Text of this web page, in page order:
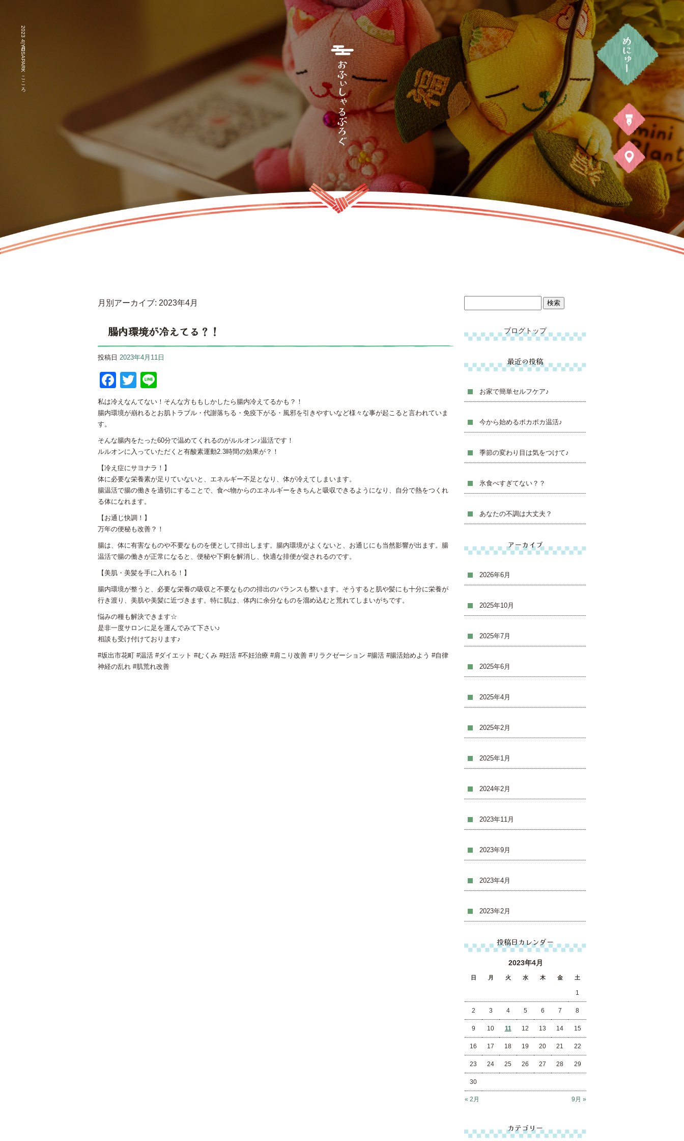
2023 4月|YOSAPARKこころ
月別アーカイブ: 2023年4月
腸内環境が冷えてる？！
投稿日 2023年4月11日
Facebook
Twitter
私は冷えなんてない！そんな方ももしかしたら腸内冷えてるかも？！
腸内環境が崩れるとお肌トラブル・代謝落ちる・免疫下がる・風邪を引きやすいなど様々な事が起こると言われていま
す。
そんな腸内をたった60分で温めてくれるのがルルオン♪温活です！
ルルオンに入っていただくと有酸素運動2.3時間の効果が？！
【冷え症にサヨナラ！】
体に必要な栄養素が足りていないと、エネルギー不足となり、体が冷えてしまいます。
腸温活で腸の働きを適切にすることで、食べ物からのエネルギーをきちんと吸収できるようになり、自分で熱をつくれ
る体になれます。
【お通じ快調！】
万年の便秘も改善？！
腸は、体に有害なものや不要なものを便として排出します。腸内環境がよくないと、お通じにも当然影響が出ます。腸
温活で腸の働きが正常になると、便秘や下痢を解消し、快適な排便が促されるのです。
【美肌・美髪を手に入れる！】
腸内環境が整うと、必要な栄養の吸収と不要なものの排出のバランスも整います。そうすると肌や髪にも十分に栄養が
行き渡り、美肌や美髪に近づきます。特に肌は、体内に余分なものを溜め込むと荒れてしまいがちです。
悩みの種も解決できます☆
是非一度サロンに足を運んでみて下さい♪
相談も受け付けております♪
#坂出市花町 #温活 #ダイエット #むくみ #妊活 #不妊治療 #肩こり改善 #リラクゼーション #腸活 #腸活始めよう #自律
神経の乱れ #肌荒れ改善
ブログトップ
最近の投稿
お家で簡単セルフケア♪
今から始めるポカポカ温活♪
季節の変わり目は気をつけて♪
氷食べすぎてない？？
あなたの不調は大丈夫？
アーカイブ
2026年6月
2025年10月
2025年7月
2025年6月
2025年4月
2025年2月
2025年1月
2024年2月
2023年11月
2023年9月
2023年4月
2023年2月
投稿日カレンダー
2023年4月
日 月 火 水 木 金 土
« 2月 9月 »
1
2 3 4 5 6 7 8
9 10 11 12 13 14 15
16 17 18 19 20 21 22
23 24 25 26 27 28 29
30
カテゴリー